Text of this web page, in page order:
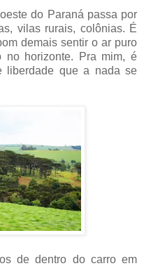
do Paraná passa por
vilas rurais, colônias. É
demais sentir o ar puro
no horizonte. Pra mim, é
liberdade que a nada se
de dentro do carro em